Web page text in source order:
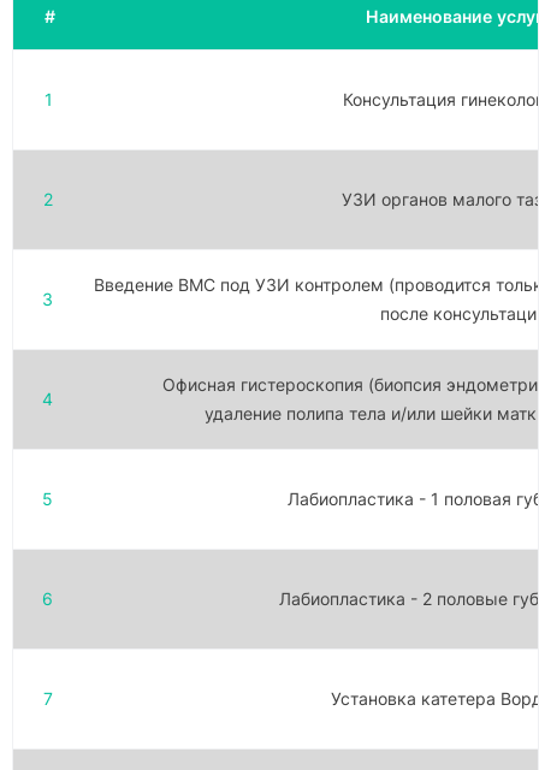
# Наименование
1 Консультация
2 УЗИ органов малого
3
Введение ВМС под УЗИ контролем (проводится
после
4
Офисная гистероскопия (биопсия
удаление полипа тела и/или шейки
5 Лабиопластика - 1 половая
6 Лабиопластика - 2 половые
7 Установка катетера